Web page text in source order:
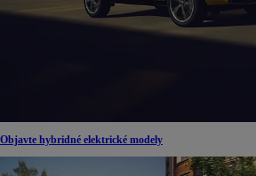
Objavte hybridné elektrické modely